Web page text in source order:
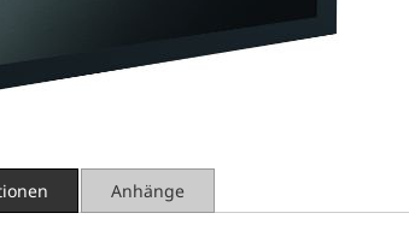
Anhänge